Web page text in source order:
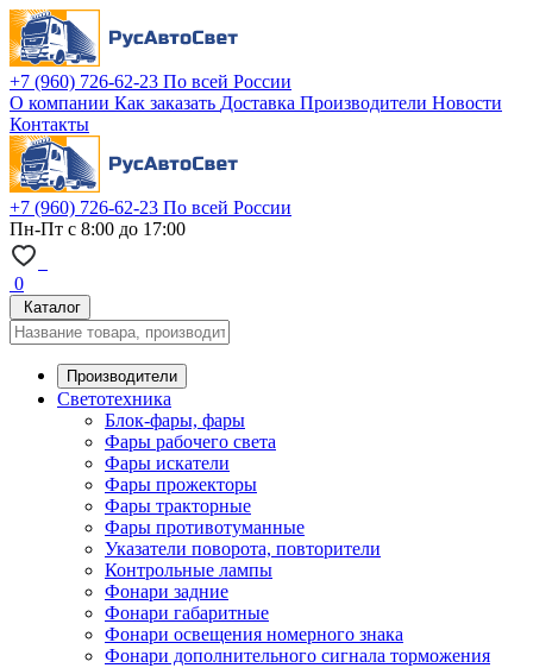
+7 (960) 726-62-23 По всей России
О компании Как заказать Доставка Производители Новости
Контакты
+7 (960) 726-62-23 По всей России
Пн-Пт с 8:00 до 17:00
0
Каталог
Производители
Светотехника
Блок-фары, фары
Фары рабочего света
Фары искатели
Фары прожекторы
Фары тракторные
Фары противотуманные
Указатели поворота, повторители
Контрольные лампы
Фонари задние
Фонари габаритные
Фонари освещения номерного знака
Фонари дополнительного сигнала торможения